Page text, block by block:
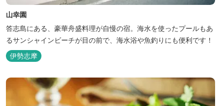
山幸園
答志島にある、豪華舟盛料理が自慢の宿。海水を使ったプールもあ
るサンシャインビーチが目の前で、海水浴や魚釣りにも便利です！
伊勢志摩